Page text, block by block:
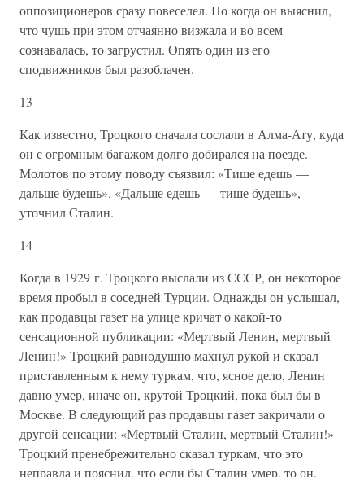
оппозиционеров сразу повеселел. Но когда он выяснил,
что чушь при этом отчаянно визжала и во всем
сознавалась, то загрустил. Опять один из его
сподвижников был разоблачен.
13
Как известно, Троцкого сначала сослали в Алма-Ату, куда
он с огромным багажом долго добирался на поезде.
Молотов по этому поводу съязвил: «Тише едешь —
дальше будешь». «Дальше едешь — тише будешь», —
уточнил Сталин.
14
Когда в 1929 г. Троцкого выслали из СССР, он некоторое
время пробыл в соседней Турции. Однажды он услышал,
как продавцы газет на улице кричат о какой-то
сенсационной публикации: «Мертвый Ленин, мертвый
Ленин!» Троцкий равнодушно махнул рукой и сказал
приставленным к нему туркам, что, ясное дело, Ленин
давно умер, иначе он, крутой Троцкий, пока был бы в
Москве. В следующий раз продавцы газет закричали о
другой сенсации: «Мертвый Сталин, мертвый Сталин!»
Троцкий пренебрежительно сказал туркам, что это
неправда и пояснил, что если бы Сталин умер, то он,